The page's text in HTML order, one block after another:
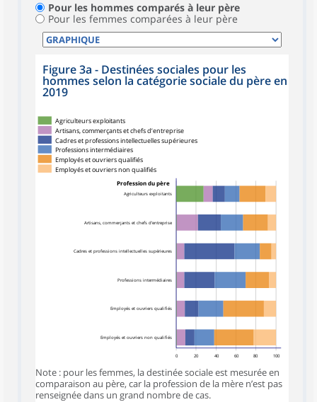
Pour les hommes comparés à leur père
Pour les femmes comparées à leur père
Figure 3a - Destinées sociales pour les
hommes selon la catégorie sociale du père en
2019
0 20 40 60 80 100
Agriculteurs exploitants
Artisans, commerçants et chefs d’entreprise
Cadres et professions intellectuelles supérieures
Professions intermédiaires
Employés et ouvriers qualifiés
Employés et ouvriers non qualifiés
Agriculteurs exploitants
Artisans, commerçants et chefs d’entreprise
Cadres et professions intellectuelles supérieures
Professions intermédiaires
Employés et ouvriers qualifiés
Employés et ouvriers non qualifiés
Profession du père
Note : pour les femmes, la destinée sociale est mesurée en
comparaison au père, car la profession de la mère n’est pas
renseignée dans un grand nombre de cas.